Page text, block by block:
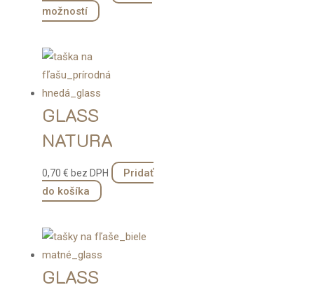
možností
Tento
môžete
na
GLASS
NATURA
0,70 € bez DPH
Pridať
do košíka
GLASS